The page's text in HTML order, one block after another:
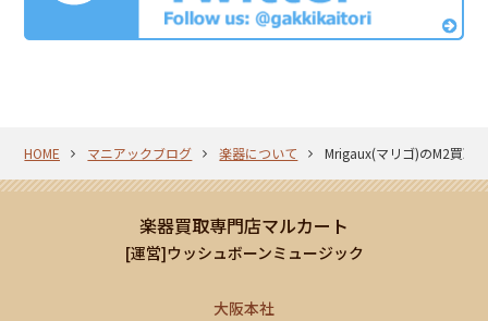
HOME マニアックブログ 楽器について Mrigaux(マリゴ)のM2買取
楽器買取専門店マルカート
[運営]ウッシュボーンミュージック
大阪本社